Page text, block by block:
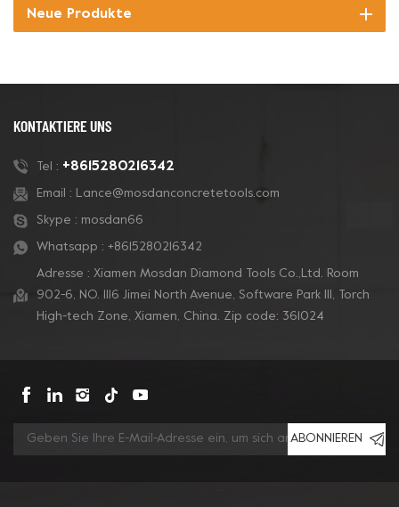
Neue Produkte
KONTAKTIERE UNS
Tel : +8615280216342
Email : Lance@mosdanconcretetools.com
Skype : mosdan66
Whatsapp : +8615280216342
Adresse : Xiamen Mosdan Diamond Tools Co.,Ltd. Room
902-6, NO. 1116 Jimei North Avenue, Software Park Ill, Torch
High-tech Zone, Xiamen, China. Zip code: 361024
ABONNIEREN